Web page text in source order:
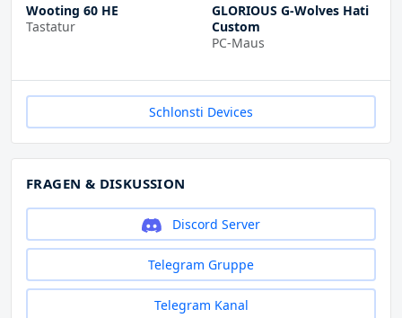
Wooting 60 HE
Tastatur
GLORIOUS G-Wolves Hati
Custom
PC-Maus
Schlonsti Devices
FRAGEN & DISKUSSION
Discord Server
Telegram Gruppe
Telegram Kanal